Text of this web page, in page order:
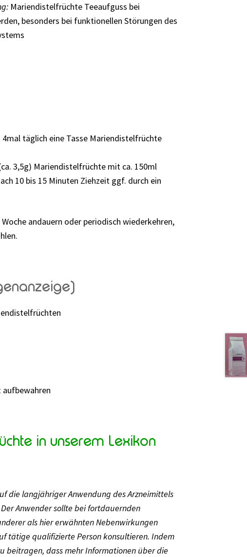
Mariendistelfrüchte Teeaufguss bei
besonders bei funktionellen Störungen des
täglich eine Tasse Mariendistelfrüchte
3,5g) Mariendistelfrüchte mit ca. 150ml
10 bis 15 Minuten Ziehzeit ggf. durch ein
andauern oder periodisch wiederkehren,
in unserem Lexikon
die langjähriger Anwendung des Arzneimittels
Der Anwender sollte bei fortdauernden
als hier erwähnten Nebenwirkungen
tätige qualifizierte Person konsultieren. Indem
beitragen, dass mehr Informationen über die